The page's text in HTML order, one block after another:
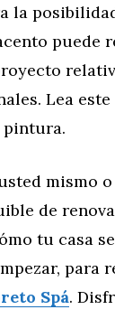
la
puede
Lea
pintura.
mismo
de
tu casa
para
Spá.